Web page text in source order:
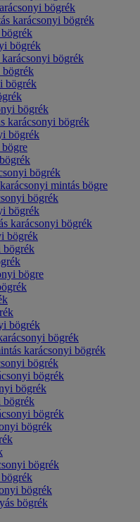
bögrék
karácsonyi bögrék
bögrék
bögrék
bögrék
bögrék
bögrék
karácsonyi bögrék
bögrék
bögrék
mintás bögre
bögrék
bögrék
karácsonyi bögrék
bögrék
bögrék
bögre
bögrék
bögrék
karácsonyi bögrék
bögrék
bögrék
bögrék
bögrék
bögrék
bögrék
bögrék
bögrék
bögrék